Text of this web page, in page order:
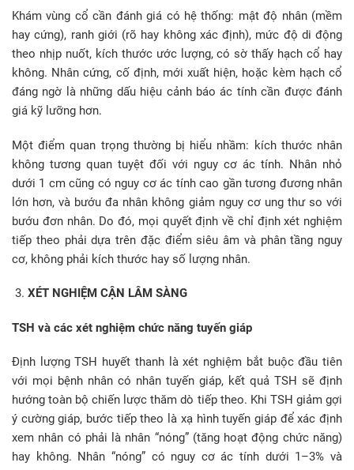
Khám vùng cổ cần đánh giá có hệ thống: mật độ nhân (mềm
hay cứng), ranh giới (rõ hay không xác định), mức độ di động
theo nhịp nuốt, kích thước ước lượng, có sờ thấy hạch cổ hay
không. Nhân cứng, cố định, mới xuất hiện, hoặc kèm hạch cổ
đáng ngờ là những dấu hiệu cảnh báo ác tính cần được đánh
giá kỹ lưỡng hơn.
Một điểm quan trọng thường bị hiểu nhầm: kích thước nhân
không tương quan tuyệt đối với nguy cơ ác tính. Nhân nhỏ
dưới 1 cm cũng có nguy cơ ác tính cao gần tương đương nhân
lớn hơn, và bướu đa nhân không giảm nguy cơ ung thư so với
bướu đơn nhân. Do đó, mọi quyết định về chỉ định xét nghiệm
tiếp theo phải dựa trên đặc điểm siêu âm và phân tầng nguy
cơ, không phải kích thước hay số lượng nhân.
XÉT NGHIỆM CẬN LÂM SÀNG
TSH và các xét nghiệm chức năng tuyến giáp
Định lượng TSH huyết thanh là xét nghiệm bắt buộc đầu tiên
với mọi bệnh nhân có nhân tuyến giáp, kết quả TSH sẽ định
hướng toàn bộ chiến lược thăm dò tiếp theo. Khi TSH giảm gợi
ý cường giáp, bước tiếp theo là xạ hình tuyến giáp để xác định
xem nhân có phải là nhân “nóng” (tăng hoạt động chức năng)
hay không. Nhân “nóng” có nguy cơ ác tính dưới 1–3% và